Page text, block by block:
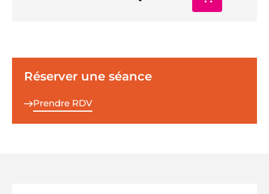
Réserver une séance
Prendre RDV